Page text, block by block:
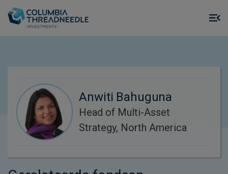
Anwiti Bahuguna
Head of Multi-Asset
Strategy, North America